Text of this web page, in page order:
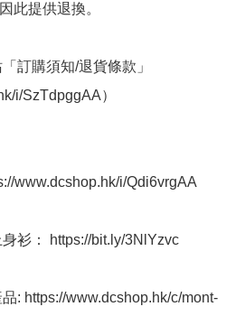
此提供退換。
訂購須知/退貨條款」
i/SzTdpggAA）
www.dcshop.hk/i/Qdi6vrgAA
衫： https://bit.ly/3NlYzvc
: https://www.dcshop.hk/c/mont-